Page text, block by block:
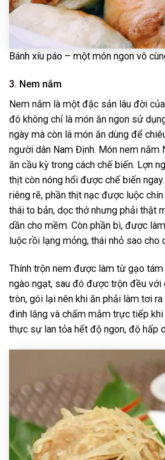
Bánh xíu páo – một món ngon vô
3. Nem nắm
Nem nắm là một đặc sản lâu đời
đó không chỉ là món ăn ngon sử
ngày mà còn là món ăn dùng để
người dân Nam Định. Món nem nắm
ăn cầu kỳ trong cách chế biến. Lợn
thịt còn nóng hổi được chế biến
riêng rẽ, phần thịt nạc được luộc
thái to bản, dọc thớ nhưng phải thật
dần cho mềm. Còn phần bì, được
luộc rồi lạng mỏng, thái nhỏ sao cho
Thính trộn nem được làm từ gạo
ngào ngạt, sau đó được trộn đều
tròn, gói lại nên khi ăn phải làm tơi ra
đinh lăng và chấm mắm trực tiếp
thực sự lan tỏa hết độ ngon, độ hấp